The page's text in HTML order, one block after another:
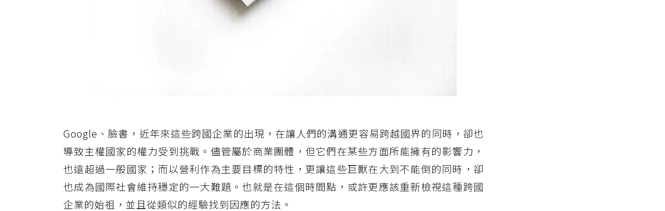
Google、臉書，近年來這些跨國企業的出現，在讓人們的溝通更容易跨越國界的同時，卻也
導致主權國家的權力受到挑戰。儘管屬於商業團體，但它們在某些方面所能擁有的影響力，
也遠超過一般國家；而以營利作為主要目標的特性，更讓這些巨獸在大到不能倒的同時，卻
也成為國際社會維持穩定的一大難題。也就是在這個時間點，或許更應該重新檢視這種跨國
企業的始祖，並且從類似的經驗找到因應的方法。